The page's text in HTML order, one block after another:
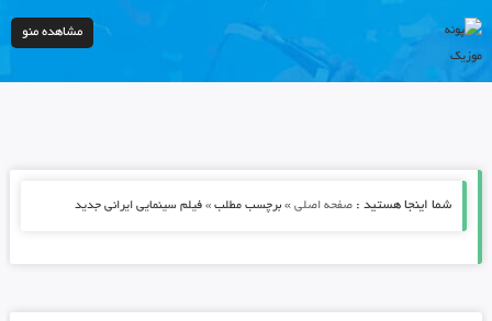
مشاهده منو
شما اینجا هستید : صفحه اصلی» برچسب مطلب » فیلم سینمایی ایرانی جدید